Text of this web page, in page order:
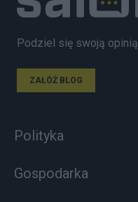
Podziel się swoją opinią
ZAŁÓŻ BLOG
Polityka
Gospodarka